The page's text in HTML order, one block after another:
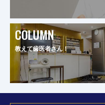
COLUMN
教えて歯医者さん！